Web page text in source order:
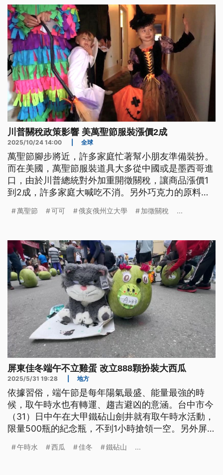
川普關稅政策影響 美萬聖節服裝漲價2成
2025/10/24 14:00 全球
萬聖節腳步將近，許多家庭忙著幫小朋友準備裝扮。
而在美國，萬聖節服裝道具大多從中國或是墨西哥進
口，由於川普總統對外加重開徵關稅，讓商品漲價1
到2成，許多家庭大喊吃不消。另外巧克力的原料可
萬聖節 可可 俄亥俄州立大學 加徵關稅 ...
屏東佳冬端午不立雞蛋 改立888顆扮裝大西瓜
2025/5/31 19:28 地方
依據習俗，端午節是每年陽氣最盛、能量最強的時
候，取午時水也有轉運、趨吉避凶的意涵。台中市今
（31）日中午在大甲鐵砧山劍井就有取午時水活動，
限量500瓶的紀念瓶，不到1小時搶領一空。另外屏
觀的西瓜陣，也讓端午活動熱到最高點。
午時水 西瓜 佳冬 鐵砧山 ...